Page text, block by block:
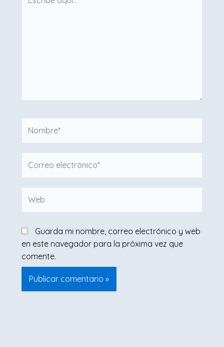
aquí...
electrónico*
Guarda mi nombre, correo electrónico y web
en este navegador para la próxima vez que
comente.